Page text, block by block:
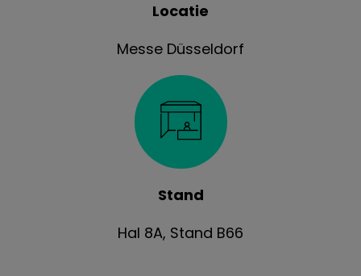
Locatie
Messe Düsseldorf
Stand
Hal 8A, Stand B66